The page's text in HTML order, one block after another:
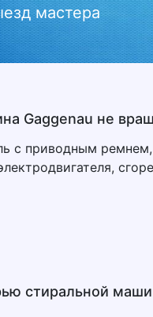
мастера
Gaggenau не
с приводным ремнем,
стиральной